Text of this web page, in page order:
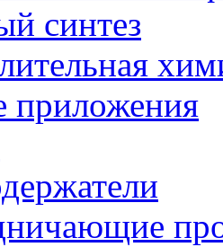
синтез
приложения